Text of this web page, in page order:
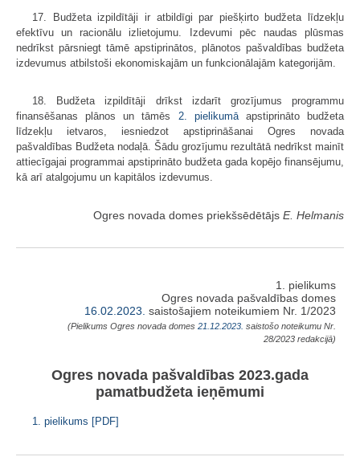
17. Budžeta izpildītāji ir atbildīgi par piešķirto budžeta līdzekļu
efektīvu un racionālu izlietojumu. Izdevumi pēc naudas plūsmas
nedrīkst pārsniegt tāmē apstiprinātos, plānotos pašvaldības budžeta
izdevumus atbilstoši ekonomiskajām un funkcionālajām kategorijām.
18. Budžeta izpildītāji drīkst izdarīt grozījumus programmu
finansēšanas plānos un tāmēs 2. pielikumāapstiprināto budžeta
līdzekļu ietvaros, iesniedzot apstiprināšanai Ogres novada
pašvaldības Budžeta nodaļā. Šādu grozījumu rezultātā nedrīkst mainīt
attiecīgajai programmai apstiprināto budžeta gada kopējo finansējumu,
kā arī atalgojumu un kapitālos izdevumus.
Ogres novada domes priekšsēdētājs E. Helmanis
1. pielikums
Ogres novada pašvaldības domes
16.02.2023. saistošajiem noteikumiem Nr. 1/2023
(Pielikums Ogres novada domes 21.12.2023. saistošo noteikumu Nr.
28/2023 redakcijā)
Ogres novada pašvaldības 2023.gada
pamatbudžeta ieņēmumi
1. pielikums [PDF]